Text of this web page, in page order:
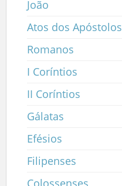
João
Atos dos Apóstolos
Romanos
I Coríntios
II Coríntios
Gálatas
Efésios
Filipenses
Colossenses